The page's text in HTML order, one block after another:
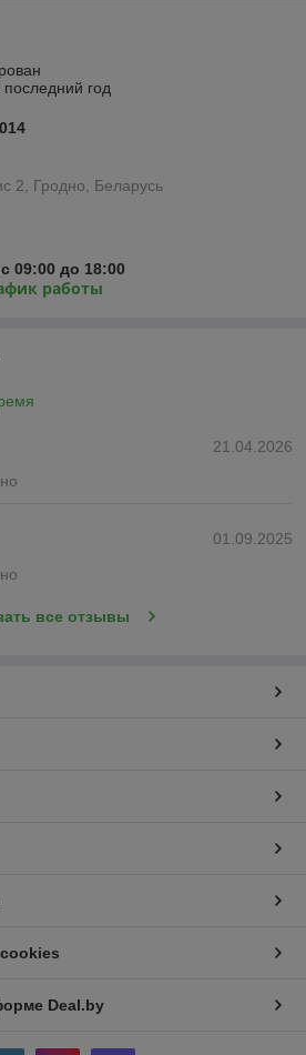
год
2, Гродно, Беларусь
09:00 до 18:00
работы
21.04.2026
01.09.2025
все отзывы
Deal.by